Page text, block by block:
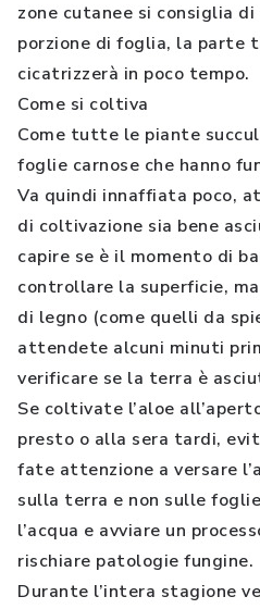
zone cutanee si consiglia
porzione di foglia, la parte
cicatrizzerà in poco tempo.
Come si coltiva
Come tutte le piante
foglie carnose che hanno
Va quindi innaffiata poco,
di coltivazione sia bene
capire se è il momento di
controllare la superficie,
di legno (come quelli da
attendete alcuni minuti
verificare se la terra è
Se coltivate l’aloe
presto o alla sera tardi,
fate attenzione a versare
sulla terra e non sulle
l’acqua e avviare un
rischiare patologie fungine.
Durante l’intera stagione